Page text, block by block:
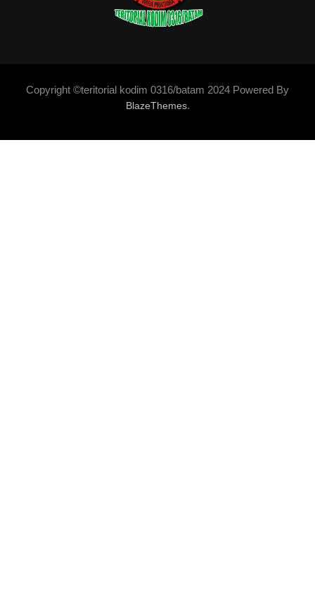
Copyright ©teritorial kodim 0316/batam 2024 Powered By
BlazeThemes.